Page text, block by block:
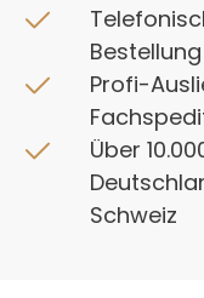
Bestellung
Profi-
Über
Schweiz